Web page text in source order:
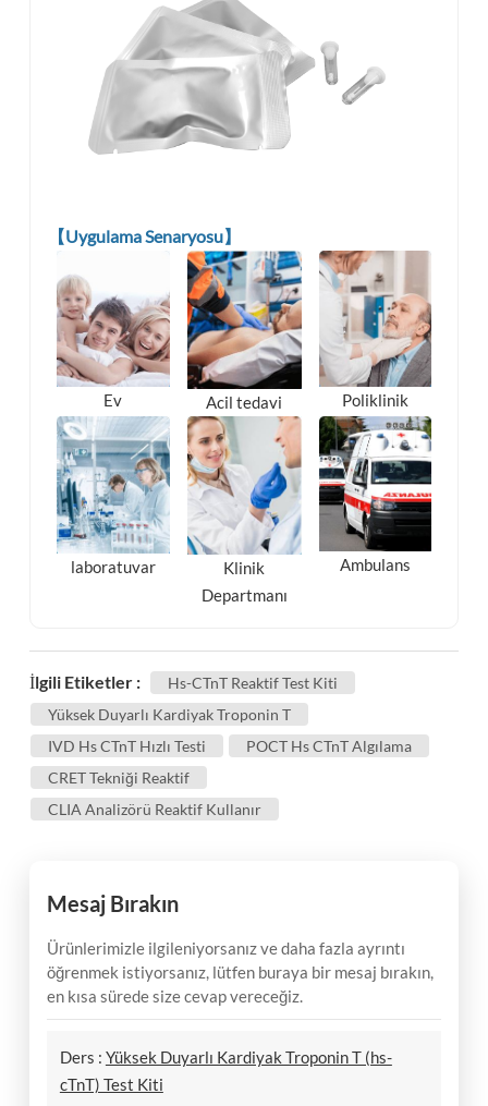
【Uygulama Senaryosu】
Ev Acil tedavi Poliklinik
laboratuvar
Klinik
Departmanı
Ambulans
İlgili Etiketler :
Hs-CTnT Reaktif Test Kiti
Yüksek Duyarlı Kardiyak Troponin T
IVD Hs CTnT Hızlı Testi
POCT Hs CTnT Algılama
CRET Tekniği Reaktif
CLIA Analizörü Reaktif Kullanır
Mesaj Bırakın
Ürünlerimizle ilgileniyorsanız ve daha fazla ayrıntı
öğrenmek istiyorsanız, lütfen buraya bir mesaj bırakın,
en kısa sürede size cevap vereceğiz.
Ders : Yüksek Duyarlı Kardiyak Troponin T (hs-
cTnT) Test Kiti